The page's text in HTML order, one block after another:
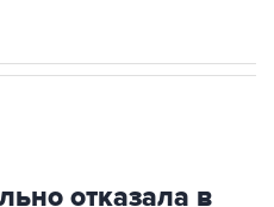
отказала в